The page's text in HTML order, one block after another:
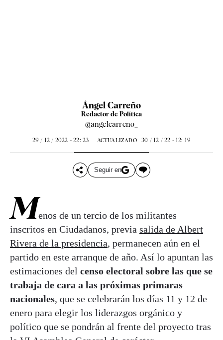
Ángel Carreño
Redactor de Política
@angelcarreno_
29 / 12 / 2022 - 22: 23 ACTUALIZADO 30 / 12 / 22 - 12: 19
Seguir en
Menos de un tercio de los militantes
inscritos en Ciudadanos, previa salida de Albert
Rivera de la presidencia, permanecen aún en el
partido en este arranque de año. Así lo apuntan las
estimaciones del censo electoral sobre las que se
trabaja de cara a las próximas primaras
nacionales, que se celebrarán los días 11 y 12 de
enero para elegir los liderazgos orgánico y
político que se pondrán al frente del proyecto tras